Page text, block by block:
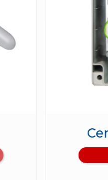
Wingo